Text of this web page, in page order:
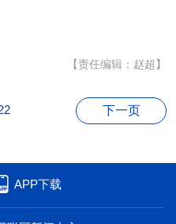
【责任编辑：赵超】
下一页
APP下载